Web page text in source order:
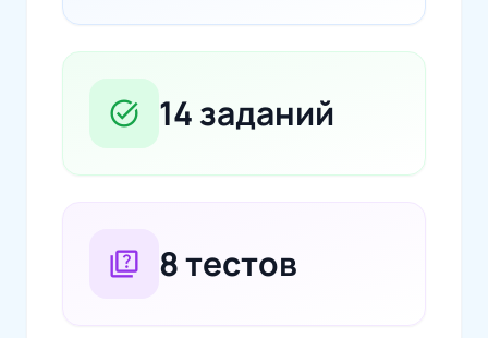
task_alt 14 заданий
quiz 8 тестов